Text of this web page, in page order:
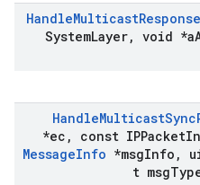
HandleMulticast
SystemLayer void
HandleMulticast
*ec
const IPPacket
MessageInfo *msgInfo
t msg